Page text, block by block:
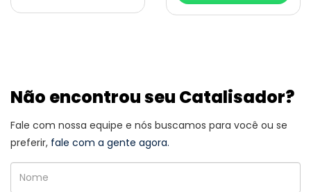
era:
é:
Não encontrou seu Catalisador?
Fale com nossa equipe e nós buscamos para você ou se
preferir, fale com a gente agora.